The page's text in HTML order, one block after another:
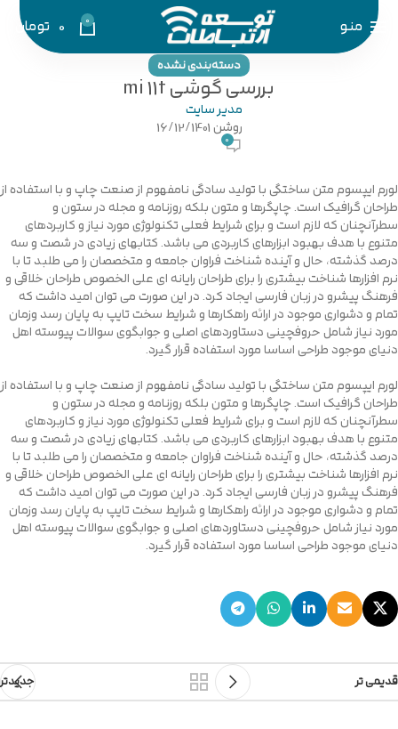
منو 0
0 تومان
دسته‌بندی نشده
بررسی گوشی mi 11t
مدیر سایت
روشن 16/12/1401
0
لورم ایپسوم متن ساختگی با تولید سادگی نامفهوم از صنعت چاپ و با استفاده از
طراحان گرافیک است. چاپگرها و متون بلکه روزنامه و مجله در ستون و
سطرآنچنان که لازم است و برای شرایط فعلی تکنولوژی مورد نیاز و کاربردهای
متنوع با هدف بهبود ابزارهای کاربردی می باشد. کتابهای زیادی در شصت و سه
درصد گذشته، حال و آینده شناخت فراوان جامعه و متخصصان را می طلبد تا با
نرم افزارها شناخت بیشتری را برای طراحان رایانه ای علی الخصوص طراحان خلاقی و
فرهنگ پیشرو در زبان فارسی ایجاد کرد. در این صورت می توان امید داشت که
تمام و دشواری موجود در ارائه راهکارها و شرایط سخت تایپ به پایان رسد وزمان
مورد نیاز شامل حروفچینی دستاوردهای اصلی و جوابگوی سوالات پیوسته اهل
دنیای موجود طراحی اساسا مورد استفاده قرار گیرد.
لورم ایپسوم متن ساختگی با تولید سادگی نامفهوم از صنعت چاپ و با استفاده از
طراحان گرافیک است. چاپگرها و متون بلکه روزنامه و مجله در ستون و
سطرآنچنان که لازم است و برای شرایط فعلی تکنولوژی مورد نیاز و کاربردهای
متنوع با هدف بهبود ابزارهای کاربردی می باشد. کتابهای زیادی در شصت و سه
درصد گذشته، حال و آینده شناخت فراوان جامعه و متخصصان را می طلبد تا با
نرم افزارها شناخت بیشتری را برای طراحان رایانه ای علی الخصوص طراحان خلاقی و
فرهنگ پیشرو در زبان فارسی ایجاد کرد. در این صورت می توان امید داشت که
تمام و دشواری موجود در ارائه راهکارها و شرایط سخت تایپ به پایان رسد وزمان
مورد نیاز شامل حروفچینی دستاوردهای اصلی و جوابگوی سوالات پیوسته اهل
دنیای موجود طراحی اساسا مورد استفاده قرار گیرد.
جدیدتر قدیمی تر